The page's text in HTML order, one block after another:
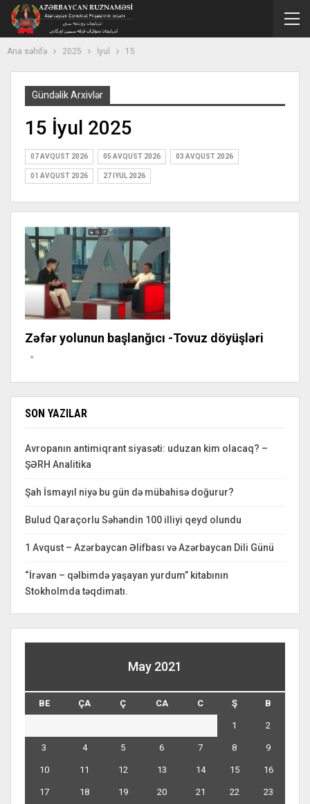
Ana səhifə 2025 İyul 15
Gündəlik Arxivlər
15 İyul 2025
07 AVQUST 2026 05 AVQUST 2026 03 AVQUST 2026
01 AVQUST 2026 27 İYUL 2026
Zəfər yolunun başlanğıcı -Tovuz döyüşləri
SON YAZILAR
Avropanın antimiqrant siyasəti: uduzan kim olacaq? –
ŞƏRH Analitika
Şah İsmayıl niyə bu gün də mübahisə doğurur?
Bulud Qaraçorlu Səhəndin 100 illiyi qeyd olundu
1 Avqust – Azərbaycan Əlifbası və Azərbaycan Dili Günü
“İrəvan – qəlbimdə yaşayan yurdum” kitabının
Stokholmda təqdimatı.
May 2021
BE ÇA Ç CA C Ş B
1 2
3 4 5 6 7 8 9
10 11 12 13 14 15 16
17 18 19 20 21 22 23